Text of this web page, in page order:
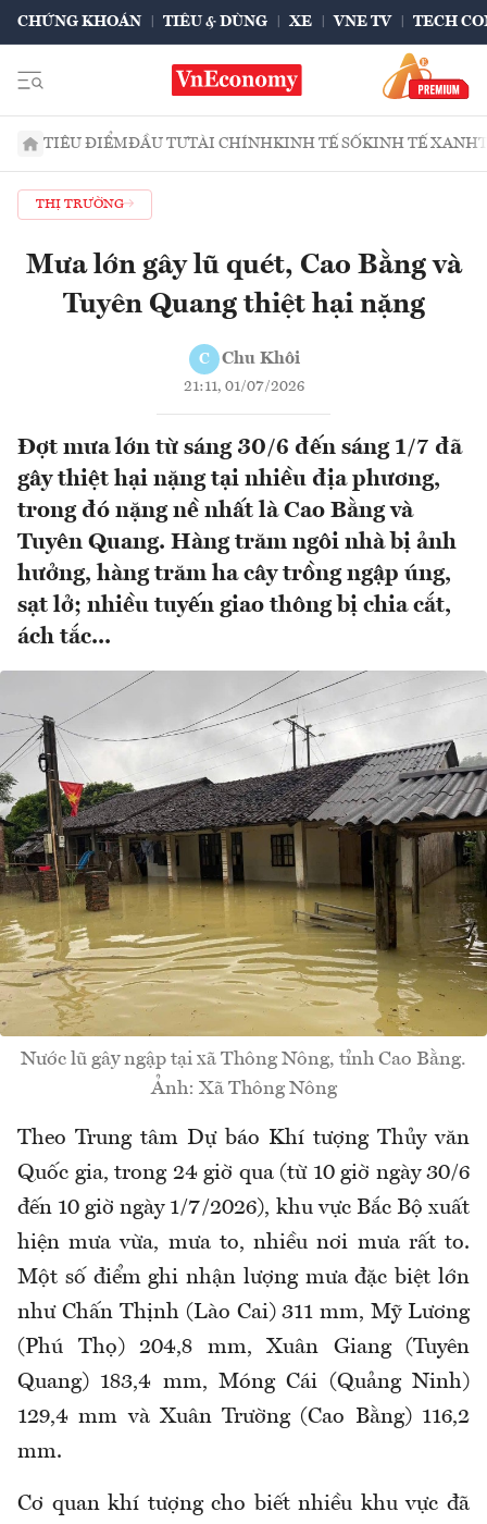
CHỨNG KHOÁN TIÊU & DÙNG XE VNE TV TECH
TIÊU ĐIỂMĐẦU TƯTÀI CHÍNHKINH TẾ SỐKINH TẾ XANH
THỊ TRƯỜNG
Mưa lớn gây lũ quét, Cao Bằng và
Tuyên Quang thiệt hại nặng
C Chu Khôi
21:11, 01/07/2026
Đợt mưa lớn từ sáng 30/6 đến sáng 1/7 đã
gây thiệt hại nặng tại nhiều địa phương,
trong đó nặng nề nhất là Cao Bằng và
Tuyên Quang. Hàng trăm ngôi nhà bị ảnh
hưởng, hàng trăm ha cây trồng ngập úng,
sạt lở; nhiều tuyến giao thông bị chia cắt,
ách tắc...
Nước lũ gây ngập tại xã Thông Nông, tỉnh Cao Bằng.
Ảnh: Xã Thông Nông
Theo Trung tâm Dự báo Khí tượng Thủy văn
Quốc gia, trong 24 giờ qua (từ 10 giờ ngày 30/6
đến 10 giờ ngày 1/7/2026), khu vực Bắc Bộ xuất
hiện mưa vừa, mưa to, nhiều nơi mưa rất to.
Một số điểm ghi nhận lượng mưa đặc biệt lớn
như Chấn Thịnh (Lào Cai) 311 mm, Mỹ Lương
(Phú Thọ) 204,8 mm, Xuân Giang (Tuyên
Quang) 183,4 mm, Móng Cái (Quảng Ninh)
129,4 mm và Xuân Trường (Cao Bằng) 116,2
mm.
Cơ quan khí tượng cho biết nhiều khu vực đã